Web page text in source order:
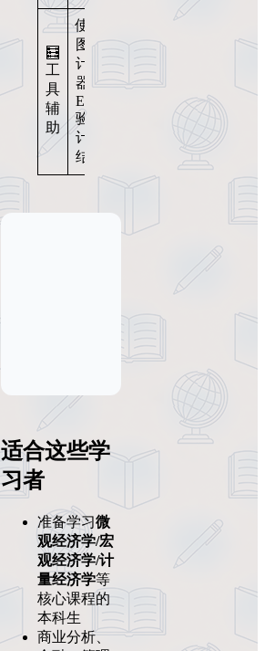
🧮
工
具
辅
助
使用
图形
计算
器、
Excel
验证
计算
结果
适合这些学
习者
准备学习微
观经济学/宏
观经济学/计
量经济学等
核心课程的
本科生
商业分析、